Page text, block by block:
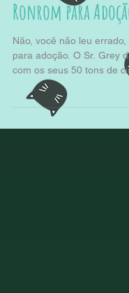
Ronrom para
Não, você não leu
para adoção. O Sr. Grey
com os seus 50 tons de